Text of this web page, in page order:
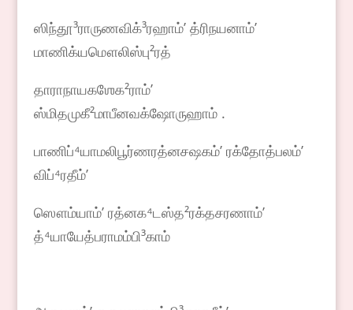
ஸிந்தூ³ராருணவிக்³ரஹாம்ʼ த்ரிநயனாம்ʼ
மாணிக்யமௌலிஸ்பு²ரத்
தாராநாயகஶேக²ராம்ʼ
ஸ்மிதமுகீ²மாபீனவக்ஷோருஹாம் .
பாணிப்⁴யாமலிபூர்ணரத்னசஷகம்ʼ ரக்தோத்பலம்ʼ
விப்⁴ரதீம்ʼ
ஸௌம்யாம்ʼ ரத்னக⁴டஸ்த²ரக்தசரணாம்ʼ
த்⁴யாயேத்பராமம்பி³காம்